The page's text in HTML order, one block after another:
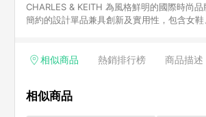
CHARLES & KEITH 為風格鮮明的國際時尚
簡約的設計單品兼具創新及實用性，包含女
相似商品 熱銷排行榜 商品描述
相似商品